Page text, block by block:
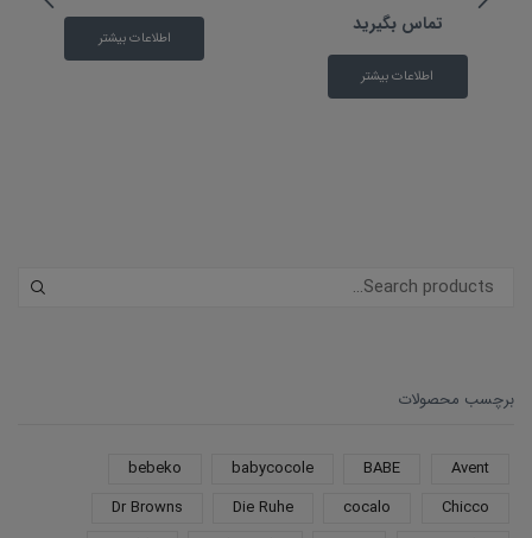
تماس بگیرید
اطلاعات بیشتر
اطلاعات بیشتر
برچسب محصولات
Avent
BABE
babycocole
bebeko
Chicco
cocalo
Die Ruhe
Dr Browns